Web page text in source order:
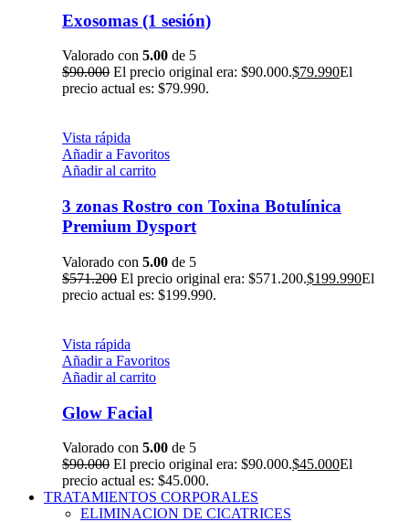
Exosomas (1 sesión)
Valorado con 5.00 de 5
$90.000 El precio original era: $90.000.$79.990El
precio actual es: $79.990.
Vista rápida
Añadir a Favoritos
Añadir al carrito
3 zonas Rostro con Toxina Botulínica
Premium Dysport
Valorado con 5.00 de 5
$571.200 El precio original era: $571.200.$199.990El
precio actual es: $199.990.
Vista rápida
Añadir a Favoritos
Añadir al carrito
Glow Facial
Valorado con 5.00 de 5
$90.000 El precio original era: $90.000.$45.000El
precio actual es: $45.000.
TRATAMIENTOS CORPORALES
ELIMINACION DE CICATRICES